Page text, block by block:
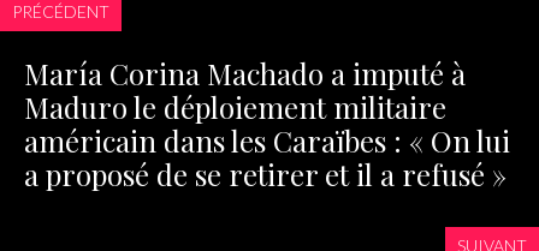
PRÉCÉDENT
María Corina Machado a imputé à
Maduro le déploiement militaire
américain dans les Caraïbes : « On lui
a proposé de se retirer et il a refusé »
SUIVANT